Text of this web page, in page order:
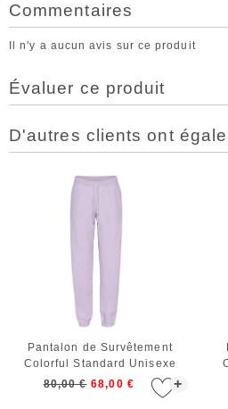
Commentaires
Il n'y a aucun avis sur ce produit
Évaluer ce produit
D'autres clients ont
+
Pantalon de Survêtement
Colorful Standard Unisexe
Organic Sweatpants Soft
80,00 € 68,00 €